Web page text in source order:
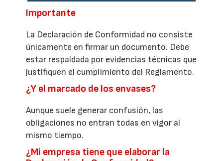
Importante
La Declaración de Conformidad no consiste
únicamente en firmar un documento. Debe
estar respaldada por evidencias técnicas que
justifiquen el cumplimiento del Reglamento.
¿Y el marcado de los envases?
Aunque suele generar confusión, las
obligaciones no entran todas en vigor al
mismo tiempo.
¿Mi empresa tiene que elaborar la